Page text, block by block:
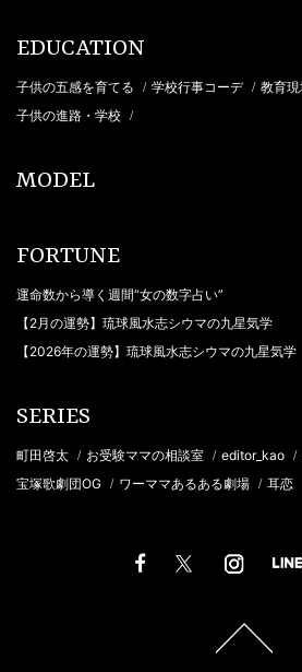
EDUCATION
子供の五感を育てる / 学校行事コーデ / 教育現
子供の進路・学校 /
MODEL
FORTUNE
運命数から導く週間“女の数字占い”
【2月の運勢】琉球風水志シウマの九星気学
【2026年の運勢】琉球風水志シウマの九星気学
SERIES
町田啓太 / お受験ママの相談室 / editor_kao /
宝塚歌劇団OG / ワーママあるある劇場 / 耳恋